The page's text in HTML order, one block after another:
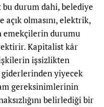
durum dahi, belediye
olmasını, elektrik,
emekçilerin durumu
Kapitalist kâr
işsizlikten
giderlerinden yiyecek
gereksinimlerinin
belirlediği bir